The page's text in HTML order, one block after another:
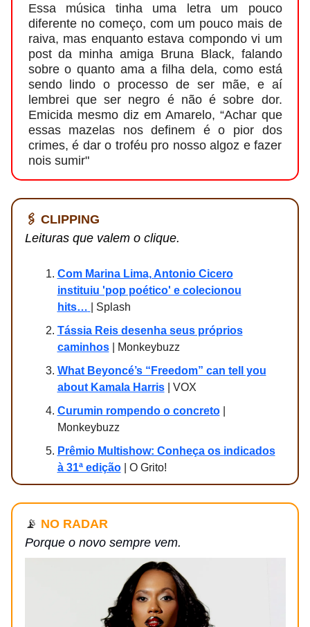
Essa música tinha uma letra um pouco
diferente no começo, com um pouco mais de
raiva, mas enquanto estava compondo vi um
post da minha amiga Bruna Black, falando
sobre o quanto ama a filha dela, como está
sendo lindo o processo de ser mãe, e aí
lembrei que ser negro é não é sobre dor.
Emicida mesmo diz em Amarelo, “Achar que
essas mazelas nos definem é o pior dos
crimes, é dar o troféu pro nosso algoz e fazer
nois sumir"
🖇️ CLIPPING
Leituras que valem o clique.
Com Marina Lima, Antonio Cicero
instituiu 'pop poético' e colecionou
hits…
| Splash
Tássia Reis desenha seus próprios
caminhos| Monkeybuzz
What Beyoncé’s “Freedom” can tell you
about Kamala Harris| VOX
Curumin rompendo o concreto|
Monkeybuzz
Prêmio Multishow: Conheça os indicados
à 31ª edição| O Grito!
📡 NO RADAR
Porque o novo sempre vem.